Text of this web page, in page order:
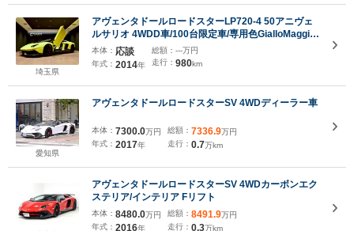
埼玉県
アヴェンタドールロードスターLP720-4 50アニヴェ
ルサリオ 4WDD車/100台限定車/専用色GialloMaggio/
ディーラー点検記録簿/フルノーマル/カーボンインテ
リア/カーボンエンジンベイ/フロントリフター/ガラス
エンジンフード/SENSONUM/純正20・21インチAW/
シートヒーター/Bカメラ
本体： 応談
年式： 2014年
総額： ---万円
走行： 980km
愛知県
アヴェンタドールロードスターSV 4WDディーラー車
本体： 7300.0万円
年式： 2017年
総額： 7336.9万円
走行： 0.7万km
アヴェンタドールロードスターSV 4WDカーボンエク
ステリア/インテリア Fリフト
本体： 8480.0万円
年式： 2016年
総額： 8491.9万円
走行： 0.3万km